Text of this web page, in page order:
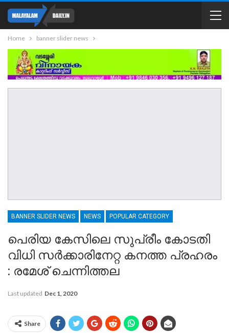
Home banner slider news
BANNER SLIDER NEWS NEWS POPULAR CATEGORY
പെരിയ കേസിലെ സുപ്രീം കോടതി
വിധി സർക്കാരിനേറ്റ കനത്ത പ്രഹരം
: രമേശ് ചെന്നിത്തല
Last updated Dec 1, 2020
Share